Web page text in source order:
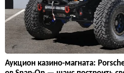
Аукцион казино-магната: